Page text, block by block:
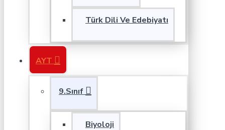
Türk Dili Ve Edebiyatı
AYT
9.Sınıf
Biyoloji